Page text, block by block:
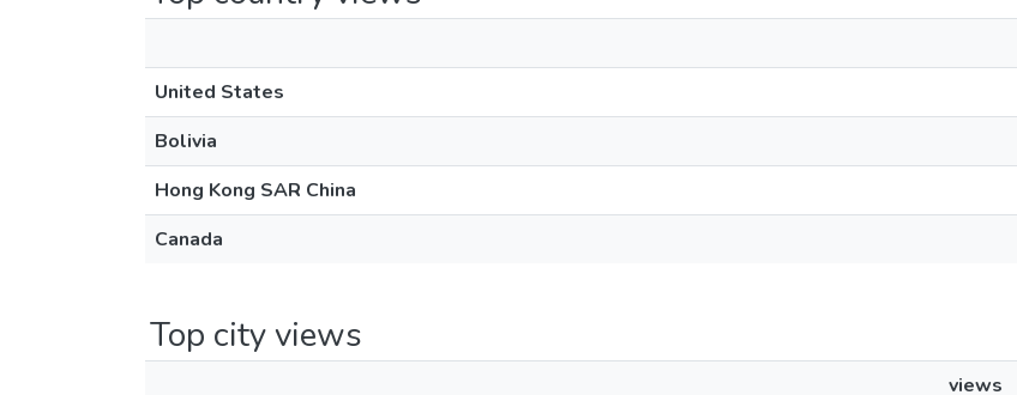
United States
Bolivia
Hong Kong SAR China
Canada
Top city views
views